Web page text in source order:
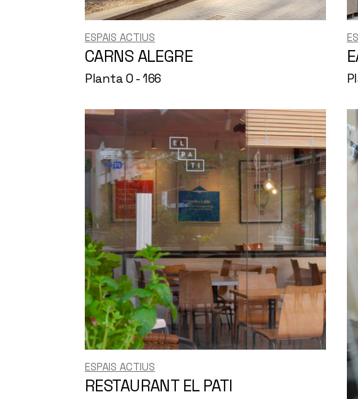
ESPAIS ACTIUS
CARNS ALEGRE
Planta 0 - 166
ESPAIS ACTIUS
RESTAURANT EL PATI